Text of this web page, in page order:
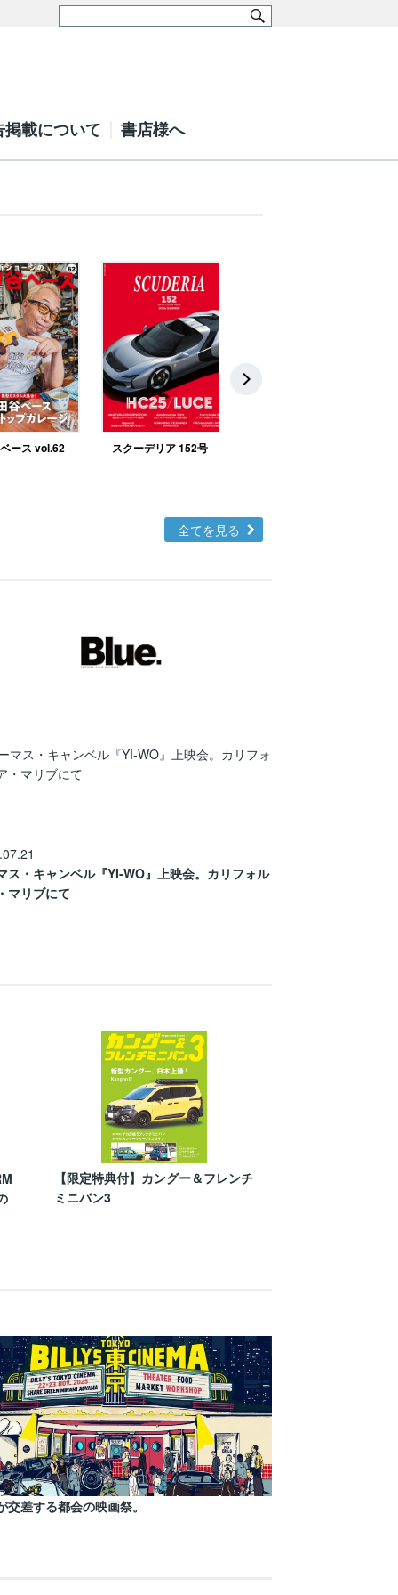
掲載について 書店様へ
ース vol.62 スクーデリア 152号
全てを見る
ス・キャンベル『YI-WO』上映会。カリフォル
マリブにて
【限定特典付】カングー＆フレンチ
ミニバン3
交差する都会の映画祭。